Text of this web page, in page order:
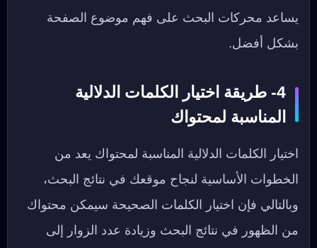
يساعد محركات البحث على فهم موضوع الصفحة
بشكل أفضل.
4- طريقة اختيار الكلمات الدلالية
المناسبة لمحتواك
اختيار الكلمات الدلالية المناسبة لمحتواك يعد من
الخطوات الأساسية لنجاح موقعك في نتائج البحث،
وبالتالي فإن اختيار الكلمات الصحيحة سيمكن محتواك
من الظهور في نتائج البحث وزيادة عدد الزوار إلى